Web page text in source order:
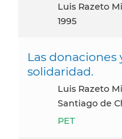
Luis Razeto Migliaro, Grupo editorial Lumen,
1995
Las donaciones
solidaridad.
Luis Razeto Migliaro, Ediciones PET,
Santiago de
PET